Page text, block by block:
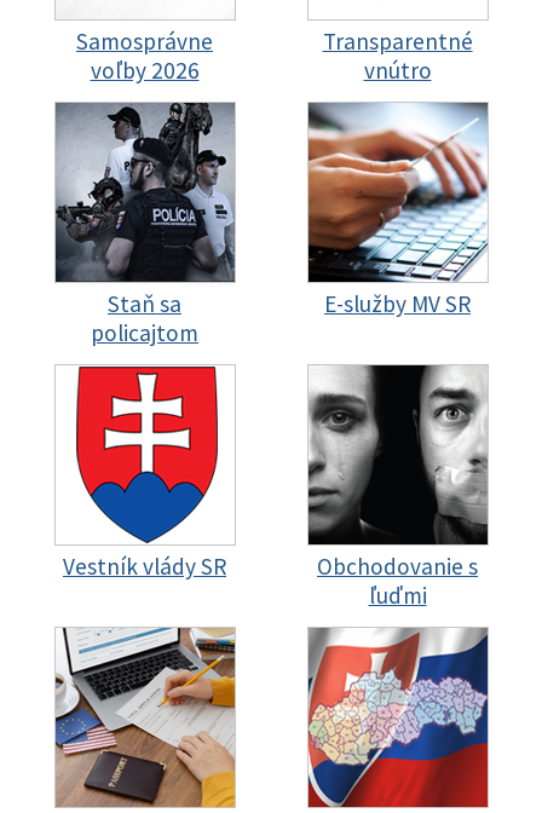
Samosprávne
voľby 2026
Transparentné
vnútro
Staň sa
policajtom
E-služby MV SR
Vestník vlády SR
Obchodovanie s
ľuďmi